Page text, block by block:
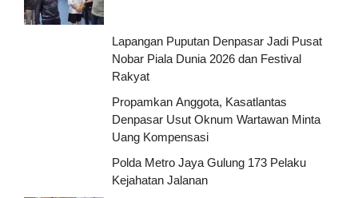
Lapangan Puputan Denpasar Jadi Pusat
Nobar Piala Dunia 2026 dan Festival
Rakyat
Propamkan Anggota, Kasatlantas
Denpasar Usut Oknum Wartawan Minta
Uang Kompensasi
Polda Metro Jaya Gulung 173 Pelaku
Kejahatan Jalanan